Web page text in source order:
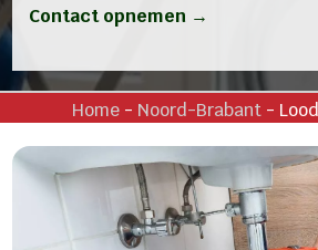
Contact opnemen →
Home - Noord-Brabant -